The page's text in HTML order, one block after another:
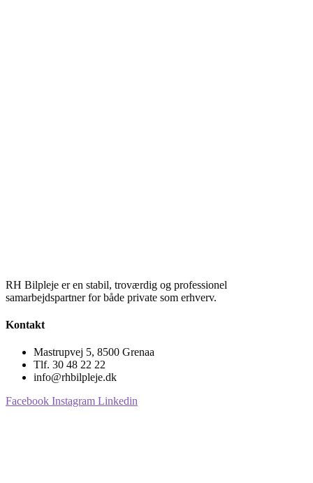
RH Bilpleje er en stabil, troværdig og professionel
samarbejdspartner for både private som erhverv.
Kontakt
Mastrupvej 5, 8500 Grenaa
Tlf. 30 48 22 22
info@rhbilpleje.dk
Facebook Instagram Linkedin